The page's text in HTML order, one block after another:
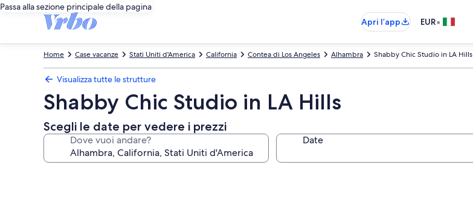
Passa alla sezione principale della pagina
Apri l’app
EUR•
Shabby Chic Studio in LA Hills
Alhambra
Contea di Los Angeles
California
Stati Uniti d'America
Case vacanze
Home
Visualizza tutte le strutture
Shabby Chic Studio in LA Hills
Scegli le date per vedere i prezzi
Dove vuoi andare? Date